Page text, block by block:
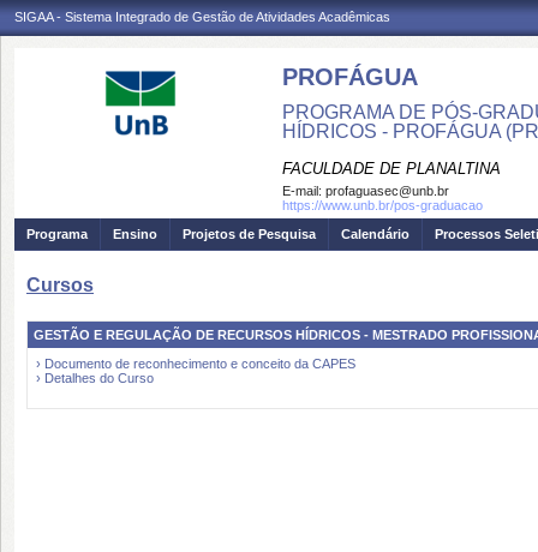
SIGAA - Sistema Integrado de Gestão de Atividades Acadêmicas
PROFÁGUA
PROGRAMA DE PÓS-
HÍDRICOS - PROFÁGUA
FACULDADE DE PLANALTINA
E-mail: profaguasec@unb.br
https://www.unb.br/pos-graduacao
Programa
Ensino Projetos de Pesquisa Calendário Processos
Cursos
GESTÃO E REGULAÇÃO DE RECURSOS HÍDRICOS - MESTRADO
› Documento de reconhecimento e conceito da CAPES
› Detalhes do Curso